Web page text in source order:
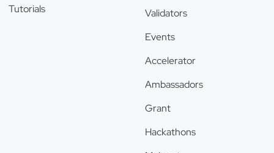
Tutorials
Validators
Events
Accelerator
Ambassadors
Grant
Hackathons